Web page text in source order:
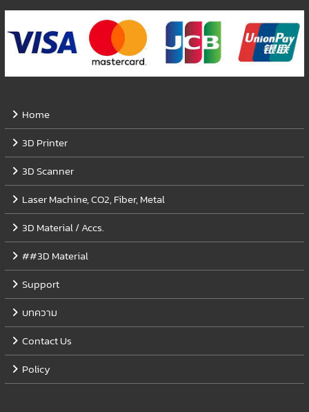
Home
3D Printer
3D Scanner
Laser Machine, CO2, Fiber, Metal
3D Material / Accs.
##3D Material
Support
บทความ
Contact Us
Policy